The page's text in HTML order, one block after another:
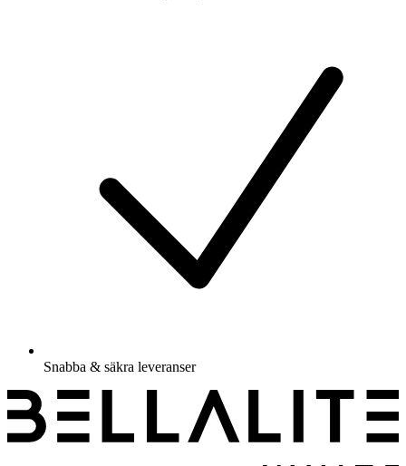
Snabba & säkra leveranser